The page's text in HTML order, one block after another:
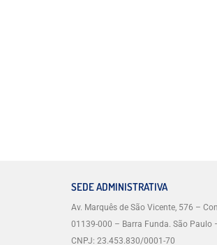
SEDE ADMINISTRATIVA
Av. Marquês de São Vicente, 576 –
01139-000 – Barra Funda. São Paulo
CNPJ: 23.453.830/0001-70